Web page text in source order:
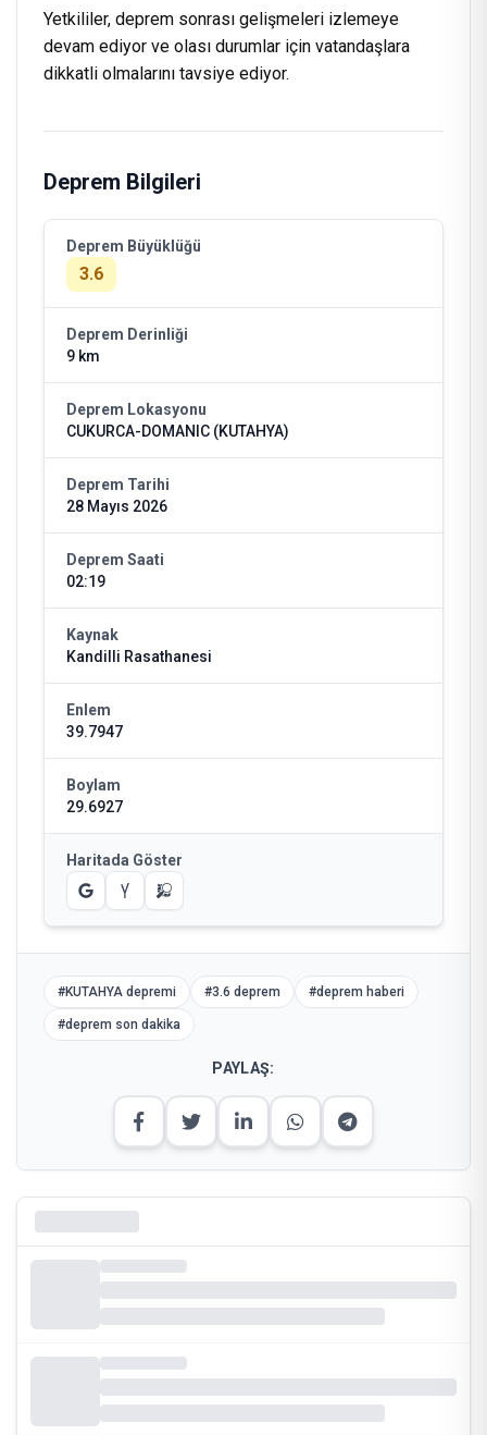
Yetkililer, deprem sonrası gelişmeleri izlemeye
devam ediyor ve olası durumlar için vatandaşlara
dikkatli olmalarını tavsiye ediyor.
Deprem Bilgileri
Deprem Büyüklüğü
3.6
Deprem Derinliği
9 km
Deprem Lokasyonu
CUKURCA-DOMANIC (KUTAHYA)
Deprem Tarihi
28 Mayıs 2026
Deprem Saati
02:19
Kaynak
Kandilli Rasathanesi
Enlem
39.7947
Boylam
29.6927
Haritada Göster
#KUTAHYA depremi #3.6 deprem #deprem haberi
#deprem son dakika
PAYLAŞ: